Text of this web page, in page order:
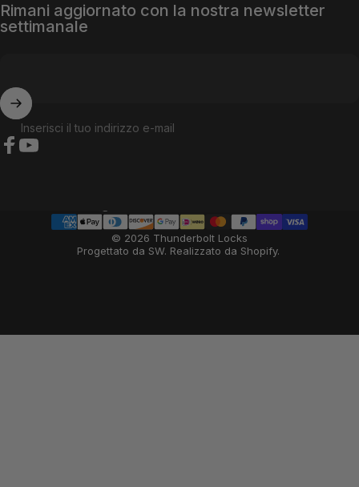
Rimani aggiornato con la nostra newsletter
settimanale
Inserisci il tuo indirizzo e-mail
© 2026 Thunderbolt Locks
Progettato da SW. Realizzato da Shopify.
Paese/regione